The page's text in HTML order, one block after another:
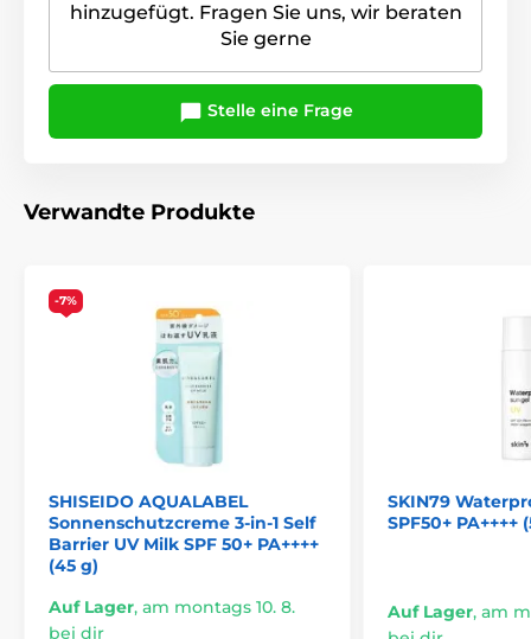
hinzugefügt. Fragen Sie uns, wir beraten
Sie gerne
Stelle eine Frage
Verwandte Produkte
-7%
SHISEIDO AQUALABEL
Sonnenschutzcreme 3-in-1 Self
Barrier UV Milk SPF 50+ PA++++
(45 g)
Auf Lager, am montags 10. 8.
bei dir
SKIN79
SPF50+ PA++++
Auf Lager, am